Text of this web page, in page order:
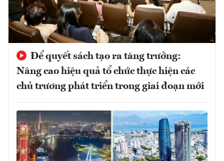
Để quyết sách tạo ra tăng trưởng:
Nâng cao hiệu quả tổ chức thực hiện các
chủ trương phát triển trong giai đoạn mới